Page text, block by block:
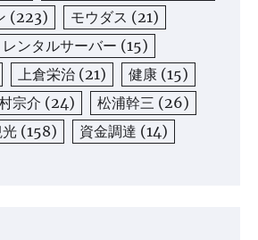
(223) モウダス (21)
レンタルサーバー (15)
上倉栄治 (21) 健康 (15)
宗介 (24) 松浦幹三 (26)
(158) 資金調達 (14)